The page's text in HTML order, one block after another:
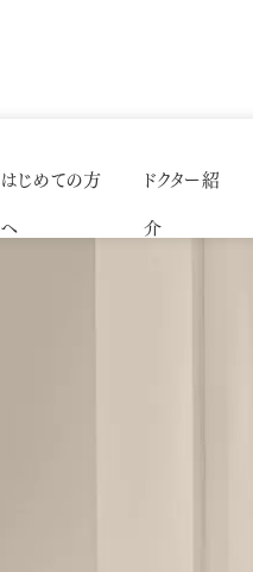
はじめての方
へ
ドクター紹
介